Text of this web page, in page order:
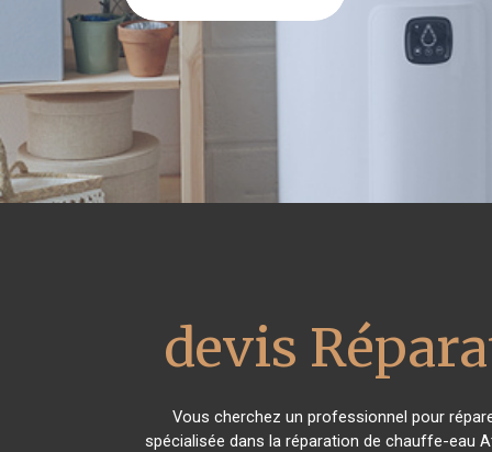
devis
Vous cherchez un professionnel pour
spécialisée dans la réparation de chauffe-eau